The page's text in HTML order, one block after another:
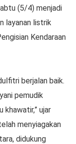
(5/4) menjadi
layanan listrik
Kendaraan
berjalan baik.
pemudik
khawatir,” ujar
menyiagakan
didukung